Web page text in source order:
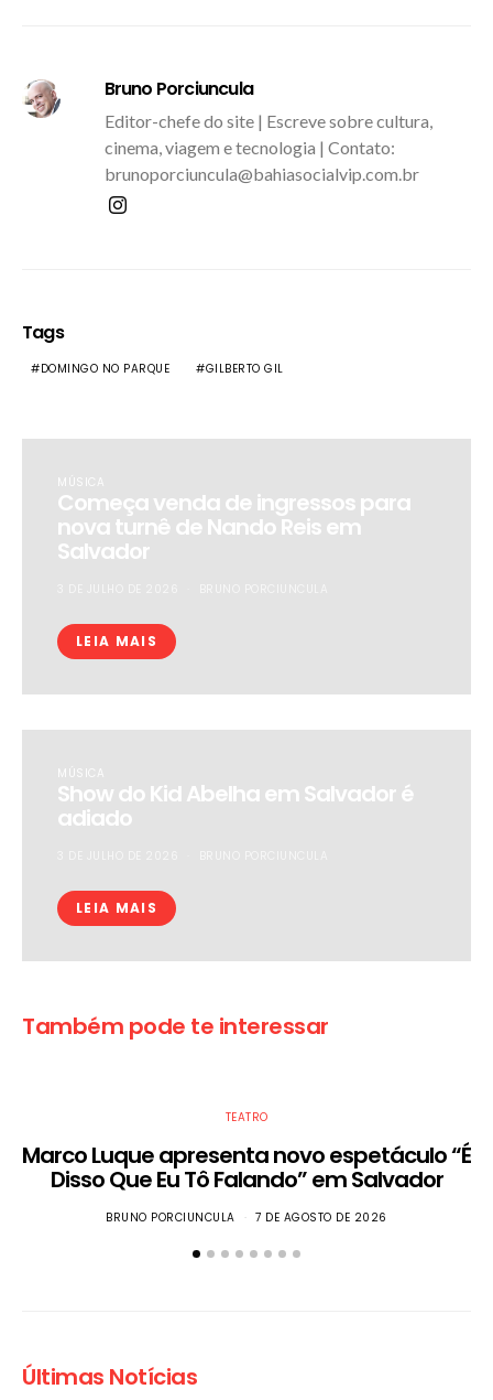
Bruno Porciuncula
Editor-chefe do site | Escreve sobre cultura,
cinema, viagem e tecnologia | Contato:
brunoporciuncula@bahiasocialvip.com.br
Tags
DOMINGO NO PARQUE GILBERTO GIL
MÚSICA
Começa venda de ingressos para
nova turnê de Nando Reis em
Salvador
LEIA MAIS
MÚSICA
Show do Kid Abelha em Salvador é
adiado
LEIA MAIS
Também pode te interessar
TEATRO
Marco Luque apresenta novo espetáculo “É
Disso Que Eu Tô Falando” em Salvador
BRUNO PORCIUNCULA 7 DE AGOSTO DE 2026
Últimas Notícias